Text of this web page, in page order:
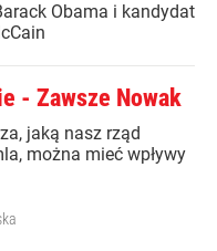
Obama i kandydat
- Zawsze Nowak
jaką nasz rząd
można mieć wpływy